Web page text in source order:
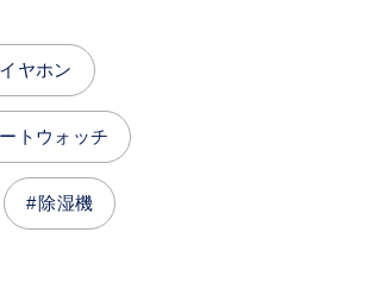
イヤホン
トウォッチ
除湿機